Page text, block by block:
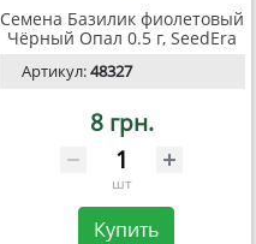
Семена Базилик фиолетовый
Чёрный Опал 0.5 г, SeedEra
Артикул:48327
8 грн.
шт
Купить